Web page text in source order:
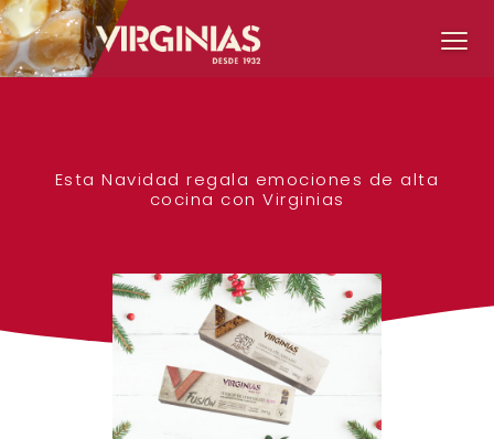
Esta Navidad regala emociones de alta
cocina con Virginias